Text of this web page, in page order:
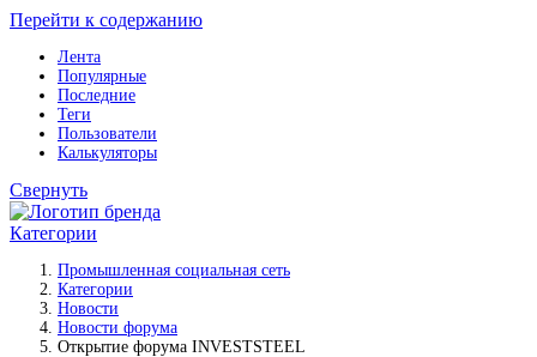
Перейти к содержанию
Лента
Популярные
Последние
Теги
Пользователи
Калькуляторы
Свернуть
Категории
Промышленная социальная сеть
Категории
Новости
Новости форума
Открытие форума INVESTSTEEL